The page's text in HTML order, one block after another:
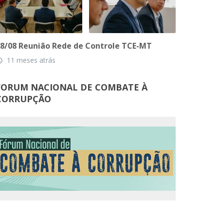
08 Reunião Rede de Controle TCE-MT
11 meses atrás
NACIONAL DE COMBATE À